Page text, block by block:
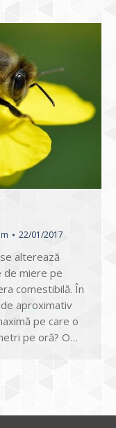
22/01/2017
alterează
de miere pe
comestibilă. În
aproximativ
pe care o
pe oră? O…